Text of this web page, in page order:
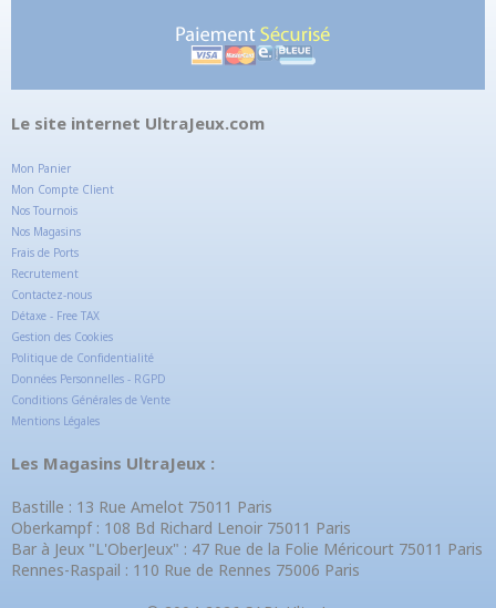
Le site internet UltraJeux.com
Mon Panier
Mon Compte Client
Nos Tournois
Nos Magasins
Frais de Ports
Recrutement
Contactez-nous
Détaxe - Free TAX
Gestion des Cookies
Politique de Confidentialité
Données Personnelles - RGPD
Conditions Générales de Vente
Mentions Légales
Les Magasins UltraJeux :
Bastille : 13 Rue Amelot 75011 Paris
Oberkampf : 108 Bd Richard Lenoir 75011 Paris
Bar à Jeux "L'OberJeux" : 47 Rue de la Folie Méricourt 75011 Paris
Rennes-Raspail : 110 Rue de Rennes 75006 Paris